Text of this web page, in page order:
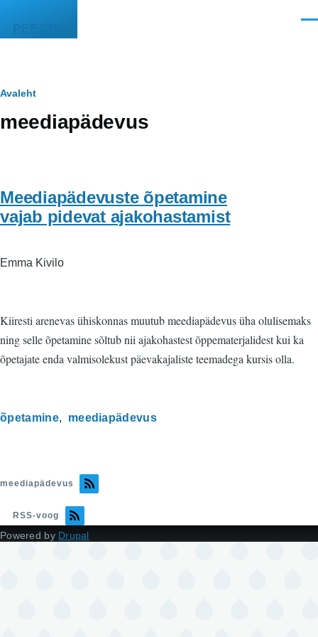
PEEGEL
Leivapuru
Avaleht
meediapädevus
Meediapädevuste õpetamine
vajab pidevat ajakohastamist
Emma Kivilo
Kiiresti arenevas ühiskonnas muutub meediapädevus üha olulisemaks
ning selle õpetamine sõltub nii ajakohastest õppematerjalidest kui ka
õpetajate enda valmisolekust päevakajaliste teemadega kursis olla.
õpetamine meediapädevus
meediapädevus
RSS-voog
Powered by Drupal